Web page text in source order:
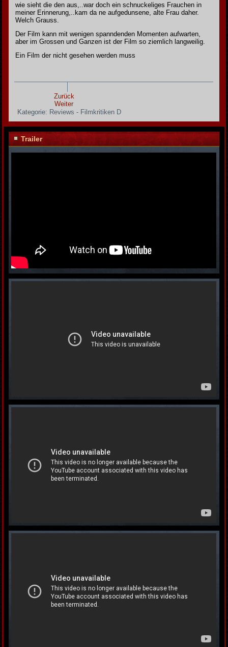
wie sieht die den aus,..war doch ein schnuckeliges Frauchen in
meiner Erinnerung,..kam da ne aufgedunsene, alte Frau daher.
Welch Grauss.
Der Film kann mit wenigen spanndenden Momenten aufwarten,
aber im Grossen und Ganzen ist der Film so ziemlich langweilig.
Ein Film der nicht gesehen werden muss
Zurück
Weiter
Kategorie: Reviews - Filmkritiken D
Trailer